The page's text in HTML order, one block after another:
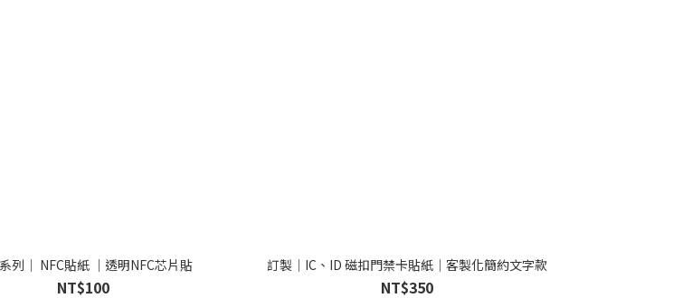
列｜ NFC貼紙 ｜透明NFC芯片貼
NT$100
訂製｜IC、ID 磁扣門禁卡貼紙｜客製化簡約文字款
NT$350